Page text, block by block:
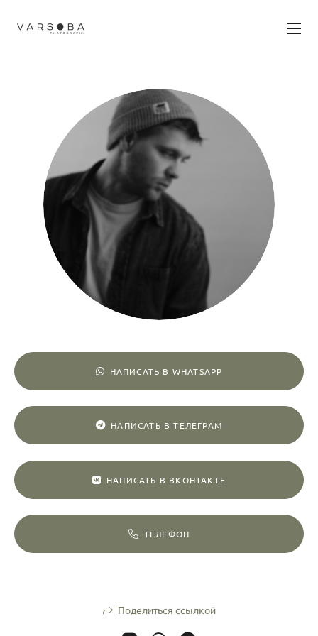
НАПИСАТЬ В WHATSAPP
НАПИСАТЬ В ТЕЛЕГРАМ
НАПИСАТЬ В ВКОНТАКТЕ
ТЕЛЕФОН
Поделиться ссылкой